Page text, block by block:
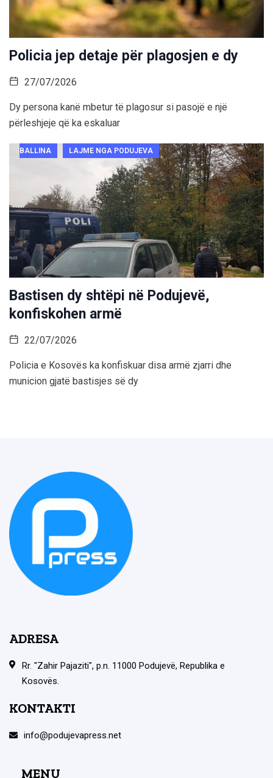
Policia jep detaje për plagosjen e dy
27/07/2026
Dy persona kanë mbetur të plagosur si pasojë e një
përleshjeje që ka eskaluar
BALLINA LAJME NGA PODUJEVA
Bastisen dy shtëpi në Podujevë,
konfiskohen armë
22/07/2026
Policia e Kosovës ka konfiskuar disa armë zjarri dhe
municion gjatë bastisjes së dy
ADRESA
Rr. "Zahir Pajaziti", p.n. 11000 Podujevë, Republika e
Kosovës.
KONTAKTI
info@podujevapress.net
MENU